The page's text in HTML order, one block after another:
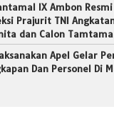
IX Ambon
Prajurit TNI
dan Calon Tamtama
Apel Gelar
Dan Personel Di